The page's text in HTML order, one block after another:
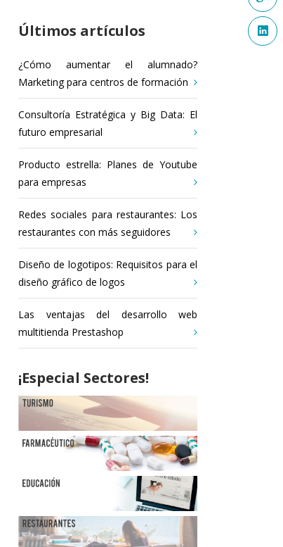
Últimos artículos
¿Cómo aumentar el alumnado?
Marketing para centros de formación
Consultoría Estratégica y Big Data: El
futuro empresarial
Producto estrella: Planes de Youtube
para empresas
Redes sociales para restaurantes: Los
restaurantes con más seguidores
Diseño de logotipos: Requisitos para el
diseño gráfico de logos
Las ventajas del desarrollo web
multitienda Prestashop
¡Especial Sectores!